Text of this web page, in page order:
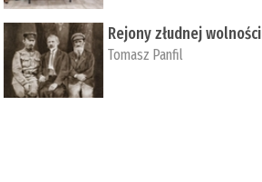
Rejony złudnej wolności
Tomasz Panfil